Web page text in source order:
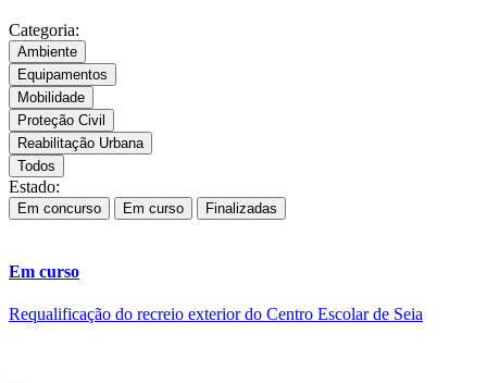
Categoria:
Ambiente
Equipamentos
Mobilidade
Proteção Civil
Reabilitação Urbana
Todos
Estado:
Em concurso Em curso Finalizadas
Em curso
Requalificação do recreio exterior do Centro Escolar de Seia